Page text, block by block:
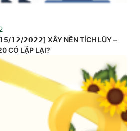
𝟭𝟮/𝟮𝟬𝟮𝟮] XÂY NỀN TÍCH LŨY –
CÓ LẶP LẠI?